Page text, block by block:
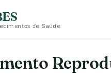
de Saúde